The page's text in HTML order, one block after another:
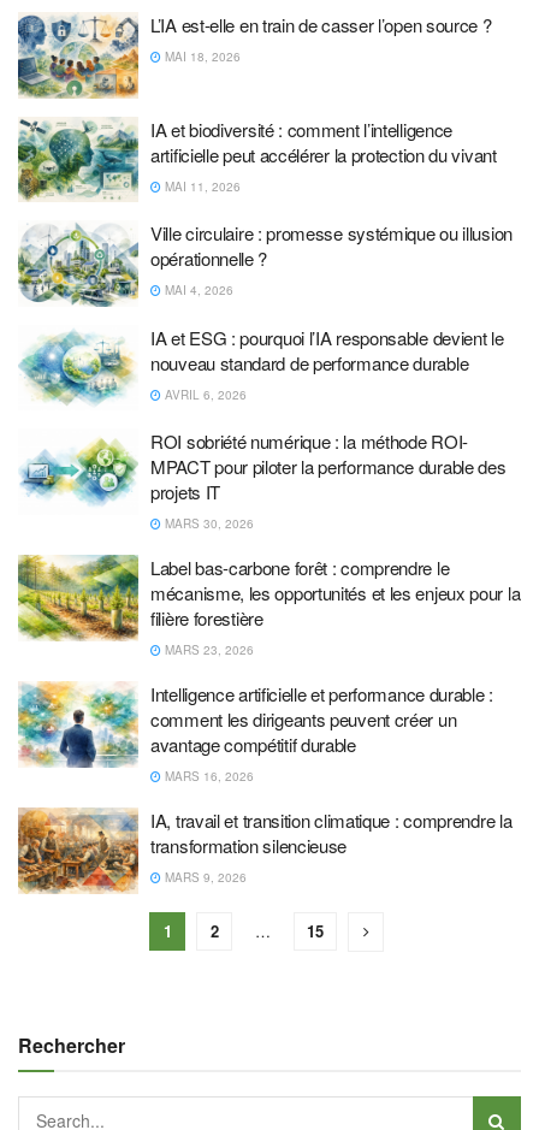
L’IA est-elle en train de casser l’open source ?
MAI 18, 2026
IA et biodiversité : comment l’intelligence
artificielle peut accélérer la protection du vivant
MAI 11, 2026
Ville circulaire : promesse systémique ou illusion
opérationnelle ?
MAI 4, 2026
IA et ESG : pourquoi l’IA responsable devient le
nouveau standard de performance durable
AVRIL 6, 2026
ROI sobriété numérique : la méthode ROI-
MPACT pour piloter la performance durable des
projets IT
MARS 30, 2026
Label bas-carbone forêt : comprendre le
mécanisme, les opportunités et les enjeux pour la
filière forestière
MARS 23, 2026
Intelligence artificielle et performance durable :
comment les dirigeants peuvent créer un
avantage compétitif durable
MARS 16, 2026
IA, travail et transition climatique : comprendre la
transformation silencieuse
MARS 9, 2026
1 2 … 15
Rechercher